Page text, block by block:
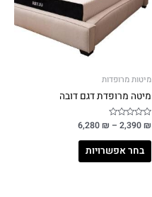
מיטות מרופדות
מיטה מרופדת דגם דובה
דורג
0
מתוך
2,390₪
–
6,280₪
בחר אפשרויות